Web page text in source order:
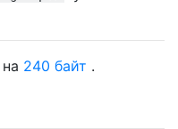
на 240 байт .